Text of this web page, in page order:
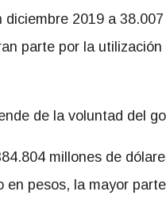
diciembre 2019 a
parte por la
de la voluntad del
millones de
en pesos, la mayor